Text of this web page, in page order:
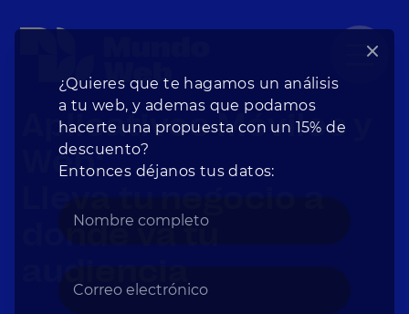
Aplicativos Móviles y
Web:
donde va tu
¿Quieres que te hagamos un análisis
a tu web, y ademas que podamos
hacerte una propuesta con un 15% de
descuento?
Entonces déjanos tus datos: